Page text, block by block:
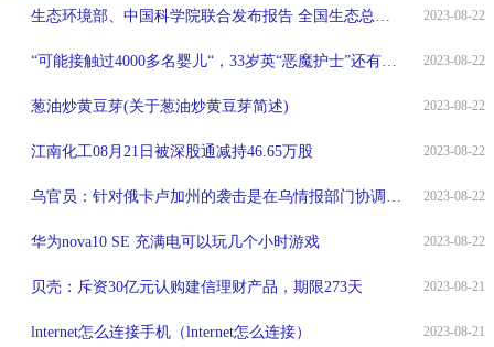
2023-08-22
生态环境部、中国科学院联合发布报告 全国生态总体稳中向好
2023-08-22
“可能接触过4000多名婴儿“，33岁英“恶魔护士”还有惊人罪行！
2023-08-22
葱油炒黄豆芽(关于葱油炒黄豆芽简述)
2023-08-22
江南化工08月21日被深股通减持46.65万股
2023-08-22
乌官员：针对俄卡卢加州的袭击是在乌情报部门协调下发起的
2023-08-22
华为nova10 SE 充满电可以玩几个小时游戏
2023-08-21
贝壳：斥资30亿元认购建信理财产品，期限273天
2023-08-21
lnternet怎么连接手机（lnternet怎么连接）